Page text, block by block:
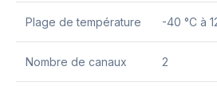
Plage de température -40 °C à
Nombre de canaux 2